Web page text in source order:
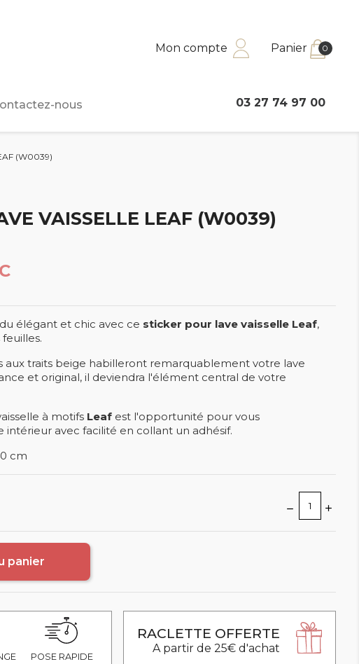
Mon compte Panier 0
nous 03 27 74 97 00
(W0039)
VAISSELLE LEAF (W0039)
élégant et chic avec ce sticker pour lave vaisselle Leaf,
aux traits beige habilleront remarquablement votre lave
et original, il deviendra l'élément central de votre
à motifs Leaf est l'opportunité pour vous
avec facilité en collant un adhésif.
cm
panier
POSE RAPIDE
RACLETTE OFFERTE
A partir de 25€ d'achat